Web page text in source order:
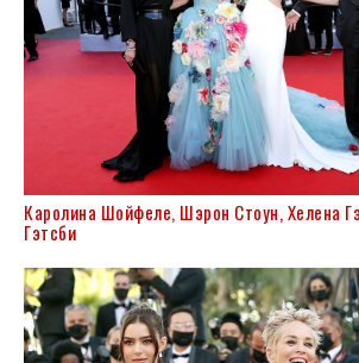
Каролина Шойфеле, Шэрон Стоун, Хелена
Гэтсби